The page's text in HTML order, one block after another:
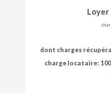
Loyer
dont charges
charge locataire: 1